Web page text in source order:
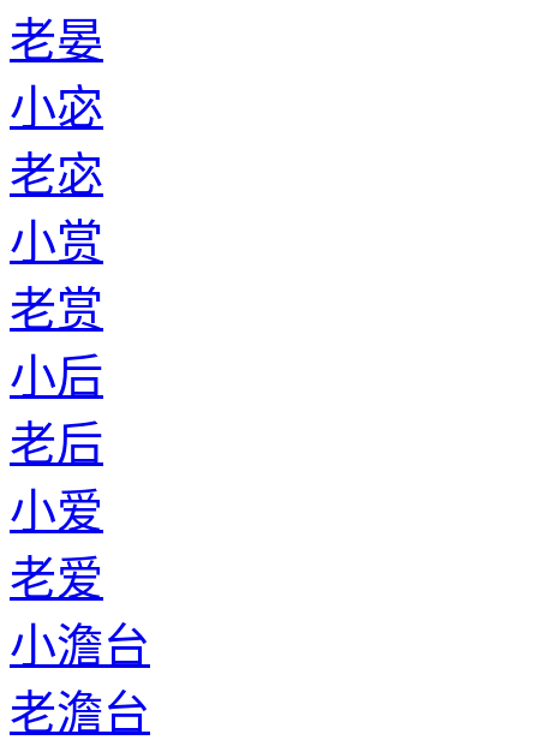
老晏
小宓
老宓
小赏
老赏
小后
老后
小爱
老爱
小澹台
老澹台